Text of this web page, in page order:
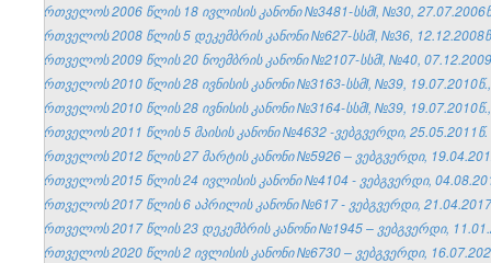
საქართველოს 2006 წლის 18 ივლისის კანონი №3481-სსმI, №30,
საქართველოს 2008 წლის 5 დეკემბრის კანონი №627-სსმI, №36,
საქართველოს 2009 წლის 20 ნოემბრის კანონი №2107-სსმI, №40,
საქართველოს 2010 წლის 28 ივნისის კანონი №3163-სსმI, №39,
საქართველოს 2010 წლის 28 ივნისის კანონი №3164-სსმI, №39,
საქართველოს 2011 წლის 5 მაისის კანონი №4632 -ვებგვერდი, 25.05.2011წ.
საქართველოს 2012 წლის 27 მარტის კანონი №5926 – ვებგვერდი,
საქართველოს 2015 წლის 24 ივლისის კანონი №4104 - ვებგვერდი,
საქართველოს 2017 წლის 6 აპრილის კანონი №617 - ვებგვერდი,
საქართველოს 2017 წლის 23 დეკემბრის კანონი №1945 – ვებგვერდი,
საქართველოს 2020 წლის 2 ივლისის კანონი №6730 – ვებგვერდი,